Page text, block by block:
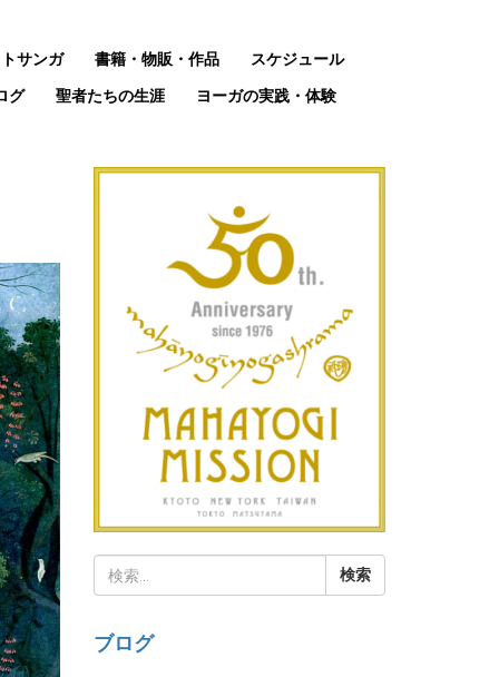
サンガ 書籍・物販・作品 スケジュール
グ 聖者たちの生涯 ヨーガの実践・体験
ブログ